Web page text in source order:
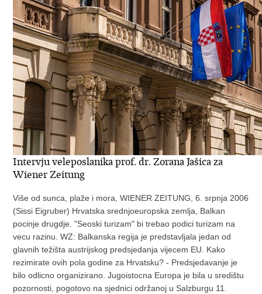
Intervju veleposlanika prof. dr. Zorana Jašica za
Wiener Zeitung
Više od sunca, plaže i mora, WIENER ZEITUNG, 6. srpnja 2006
(Sissi Eigruber) Hrvatska srednjoeuropska zemlja, Balkan
pocinje drugdje. "Seoski turizam" bi trebao podici turizam na
vecu razinu. WZ: Balkanska regija je predstavljala jedan od
glavnih težišta austrijskog predsjedanja vijecem EU. Kako
rezimirate ovih pola godine za Hrvatsku? - Predsjedavanje je
bilo odlicno organizirano. Jugoistocna Europa je bila u središtu
pozornosti, pogotovo na sjednici održanoj u Salzburgu 11.